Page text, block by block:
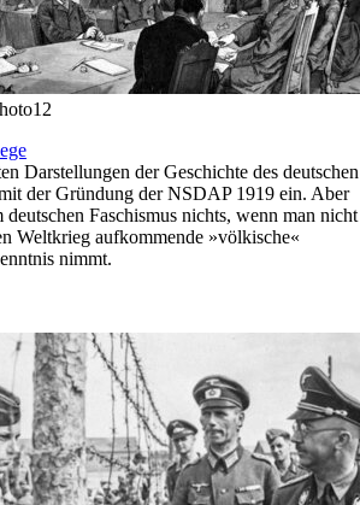
Darstellungen der Geschichte des deutschen
der Gründung der NSDAP 1919 ein. Aber
deutschen Faschismus nichts, wenn man nicht
Weltkrieg aufkommende »völkische«
nimmt.